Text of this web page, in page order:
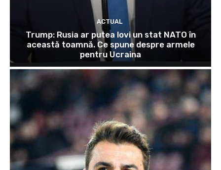
ACTUAL
Trump: Rusia ar putea lovi un stat NATO în
această toamnă. Ce spune despre armele
pentru Ucraina